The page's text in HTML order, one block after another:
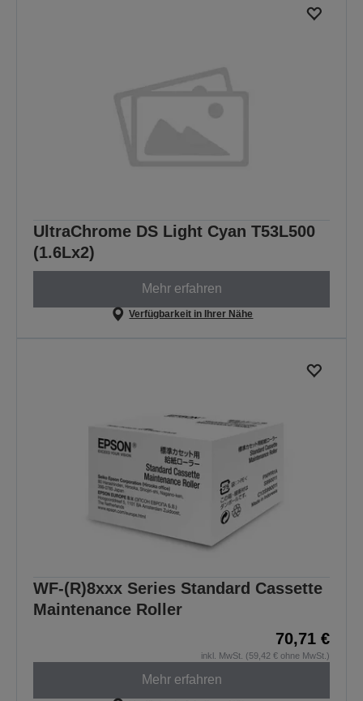
UltraChrome DS Light Cyan T53L500
(1.6Lx2)
Mehr erfahren
Verfügbarkeit in Ihrer Nähe
WF-(R)8xxx Series Standard Cassette
Maintenance Roller
70,71 €
inkl. MwSt. (59,42 € ohne MwSt.)
Mehr erfahren